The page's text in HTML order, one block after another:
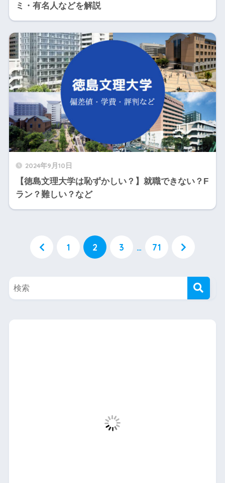
ミ・有名人などを解説
2024年9月10日
【徳島文理大学は恥ずかしい？】就職できない？F
ラン？難しい？など
1 2 3 … 71